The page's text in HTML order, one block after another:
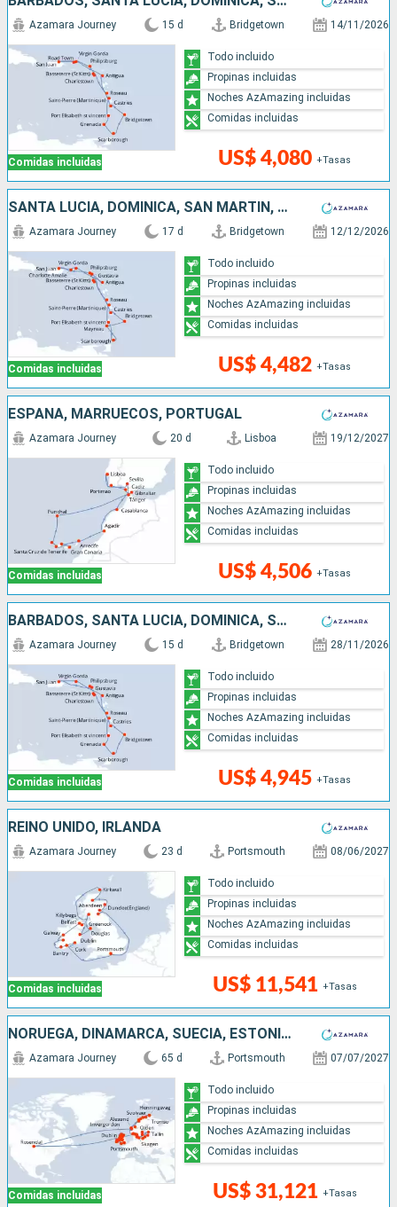
Comidas incluidas
Azamara Journey 15 d Bridgetown 14/11/2026
US$ 4,080 +Tasas
Todo incluido
Propinas incluidas
Noches AzAmazing incluidas
Comidas incluidas
SANTA LUCIA, DOMINICA, SAN MARTÍN, PUERTO RICO, ESTADOS UNIDOS, ANTIGUA Y BARBUDA, FRANCIA, TRINIDAD Y TOBAGO, SAN VINCENT Y LAS GRANADINAS, BARBADOS
Comidas incluidas
Azamara Journey 17 d Bridgetown 12/12/2026
US$ 4,482 +Tasas
Todo incluido
Propinas incluidas
Noches AzAmazing incluidas
Comidas incluidas
ESPAÑA, MARRUECOS, PORTUGAL
Comidas incluidas
Azamara Journey 20 d Lisboa 19/12/2027
US$ 4,506 +Tasas
Todo incluido
Propinas incluidas
Noches AzAmazing incluidas
Comidas incluidas
BARBADOS, SANTA LUCIA, DOMINICA, SAN MARTÍN, FRANCIA, PUERTO RICO, ANTIGUA Y BARBUDA, SAN VINCENT Y LAS GRANADINAS, GRENADA, TRINIDAD Y TOBAGO
Comidas incluidas
Azamara Journey 15 d Bridgetown 28/11/2026
US$ 4,945 +Tasas
Todo incluido
Propinas incluidas
Noches AzAmazing incluidas
Comidas incluidas
REINO UNIDO, IRLANDA
Comidas incluidas
Azamara Journey 23 d Portsmouth 08/06/2027
US$ 11,541 +Tasas
Todo incluido
Propinas incluidas
Noches AzAmazing incluidas
Comidas incluidas
NORUEGA, DINAMARCA, SUECIA, ESTONIA, LETONIA, LITUANIA, POLONIA, IRLANDA, REINO UNIDO
Comidas incluidas
Azamara Journey 65 d Portsmouth 07/07/2027
US$ 31,121 +Tasas
Todo incluido
Propinas incluidas
Noches AzAmazing incluidas
Comidas incluidas